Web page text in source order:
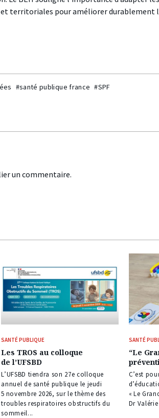
territoriales pour améliorer durablement
#santé publique france #SPF
un commentaire.
SANTÉ PUBLIQUE
Les TROS au colloque
de l’UFSBD
L’UFSBD tiendra son 27e colloque
annuel de santé publique le jeudi
5 novembre 2026, sur le thème des
troubles respiratoires obstructifs du
sommeil...
SANTÉ
“Le
C’est
« Le
Dr